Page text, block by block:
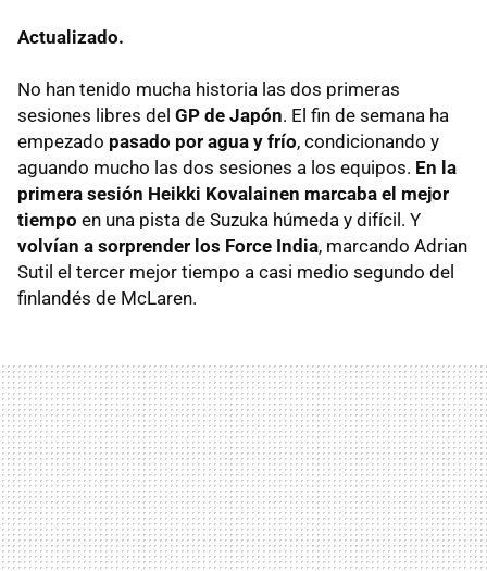
Actualizado.
No han tenido mucha historia las dos primeras
sesiones libres del GP de Japón. El fin de semana ha
empezado pasado por agua y frío, condicionando y
aguando mucho las dos sesiones a los equipos. En la
primera sesión Heikki Kovalainen marcaba el mejor
tiempo en una pista de Suzuka húmeda y difícil. Y
volvían a sorprender los Force India, marcando Adrian
Sutil el tercer mejor tiempo a casi medio segundo del
finlandés de McLaren.